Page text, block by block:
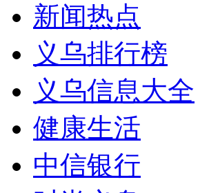
新闻热点
义乌排行榜
义乌信息大全
健康生活
中信银行